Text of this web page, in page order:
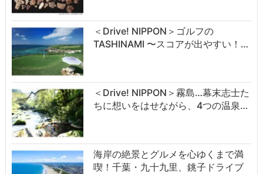
＜Drive! NIPPON＞ゴルフの
TASHINAMI 〜スコアが出やすい！…
＜Drive! NIPPON＞霧島…幕末志士た
ちに想いをはせながら、4つの温泉…
海岸の絶景とグルメを心ゆくまで満
喫！千葉・九十九里、銚子ドライブ